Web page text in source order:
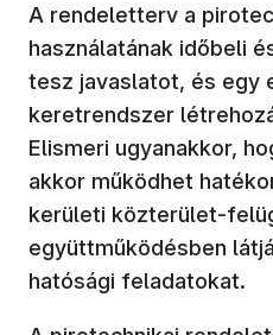
A rendeletterv a
használatának időbeli
tesz javaslatot, és egy
keretrendszer
Elismeri ugyanakkor,
akkor működhet
kerületi közterület-
együttműködésben
hatósági feladatokat.